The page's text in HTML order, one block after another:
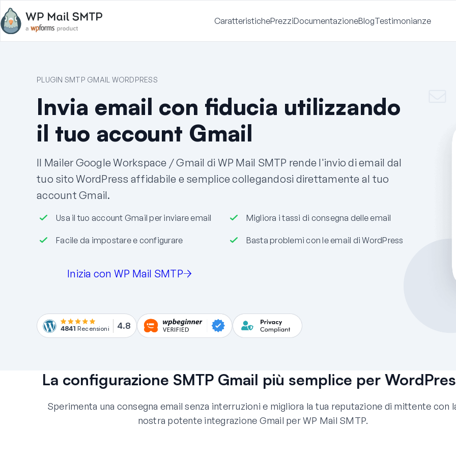
CaratteristichePrezziDocumentazioneBlogTestimonianze
PLUGIN SMTP GMAIL WORDPRESS
Invia email con fiducia utilizzando
il tuo account Gmail
Il Mailer Google Workspace / Gmail di WP Mail SMTP rende l'invio di email dal
tuo sito WordPress affidabile e semplice collegandosi direttamente al tuo
account Gmail.
Usa il tuo account Gmail per inviare email Migliora i tassi di consegna delle email
Facile da impostare e configurare Basta problemi con le email di WordPress
Inizia con WP Mail SMTP
4841 Recensioni 4.8
La configurazione SMTP Gmail più semplice per
Sperimenta una consegna email senza interruzioni e migliora la tua reputazione di mittente con
nostra potente integrazione Gmail per WP Mail SMTP.